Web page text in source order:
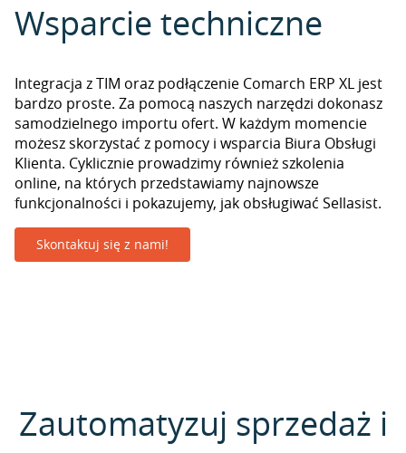
Wsparcie techniczne
Integracja z TIM oraz podłączenie Comarch ERP XL jest
bardzo proste. Za pomocą naszych narzędzi dokonasz
samodzielnego importu ofert. W każdym momencie
możesz skorzystać z pomocy i wsparcia Biura Obsługi
Klienta. Cyklicznie prowadzimy również szkolenia
online, na których przedstawiamy najnowsze
funkcjonalności i pokazujemy, jak obsługiwać Sellasist.
Skontaktuj się z nami!
Zautomatyzuj sprzedaż i